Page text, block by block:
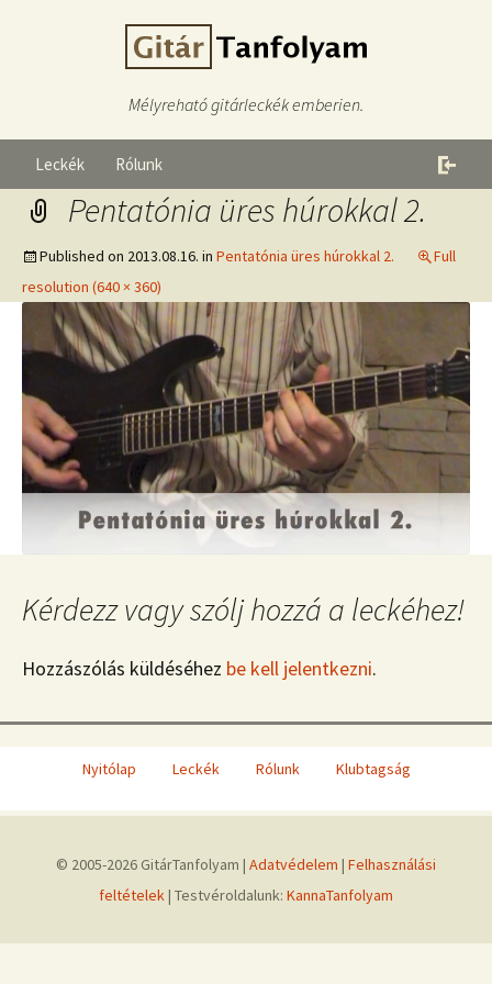
Mélyreható gitárleckék emberien.
Leckék Rólunk
Pentatónia üres húrokkal 2.
Published on 2013.08.16. in Pentatónia üres húrokkal 2.
Full
resolution (640 × 360)
Kérdezz vagy szólj hozzá a leckéhez!
Hozzászólás küldéséhez be kell jelentkezni.
Nyitólap Leckék Rólunk Klubtagság
© 2005-2026 GitárTanfolyam | Adatvédelem | Felhasználási
feltételek | Testvéroldalunk: KannaTanfolyam